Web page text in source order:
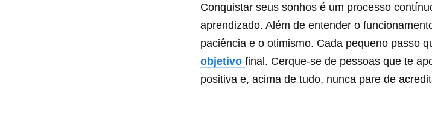
Conquistar seus sonhos é um processo
aprendizado. Além de entender o
paciência e o otimismo. Cada pequeno passo
objetivo final. Cerque-se de pessoas que te
positiva e, acima de tudo, nunca pare de